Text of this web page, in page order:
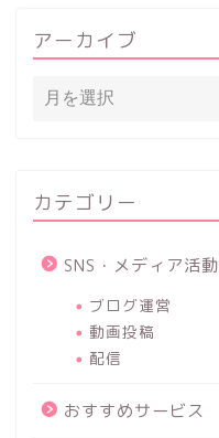
アーカイブ
カテゴリー
SNS・メディア活動
ブログ運営
動画投稿
配信
おすすめサービス